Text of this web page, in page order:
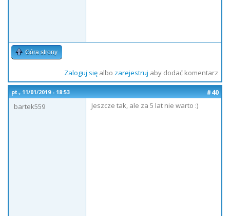
Góra strony
Zaloguj sięalbo zarejestruj aby dodać komentarz
pt., 11/01/2019 - 18:53
#40
bartek559
Jeszcze tak, ale za 5 lat nie warto :)